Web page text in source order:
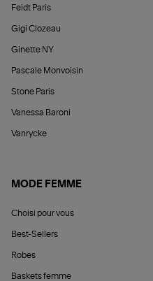
Feidt Paris
Gigi Clozeau
Ginette NY
Pascale Monvoisin
Stone Paris
Vanessa Baroni
Vanrycke
MODE FEMME
Choisi pour vous
Best-Sellers
Robes
Baskets femme